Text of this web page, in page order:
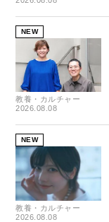
NEW
教養・カルチャー
2026.08.08
NEW
教養・カルチャー
2026.08.08